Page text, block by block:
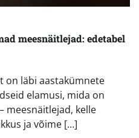
meesnäitlejad: edetabel
on läbi aastakümnete
elamusi, mida on
meesnäitlejad, kelle
ja võime […]